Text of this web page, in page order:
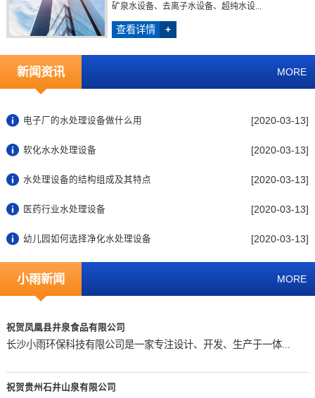
矿泉水设备、去离子水设备、超纯水设...
查看详情 +
新闻资讯 MORE
电子厂的水处理设备做什么用 [2020-03-13]
软化水水处理设备 [2020-03-13]
水处理设备的结构组成及其特点 [2020-03-13]
医药行业水处理设备 [2020-03-13]
幼儿园如何选择净化水处理设备 [2020-03-13]
小雨新闻 MORE
祝贺凤凰县井泉食品有限公司
长沙小雨环保科技有限公司是一家专注设计、开发、生产于一体...
祝贺贵州石井山泉有限公司